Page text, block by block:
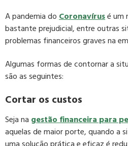
A pandemia doCoronavírusé um
bastante prejudicial, entre outras
problemas financeiros graves na
Algumas formas de contornar a
são as seguintes:
Cortar os custos
Seja na gestão financeira para
aquelas de maior porte, quando a